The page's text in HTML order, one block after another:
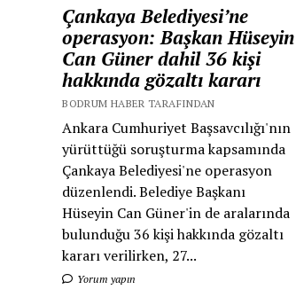
Çankaya Belediyesi’ne
operasyon: Başkan Hüseyin
Can Güner dahil 36 kişi
hakkında gözaltı kararı
BODRUM HABER TARAFINDAN
Ankara Cumhuriyet Başsavcılığı'nın
yürüttüğü soruşturma kapsamında
Çankaya Belediyesi'ne operasyon
düzenlendi. Belediye Başkanı
Hüseyin Can Güner'in de aralarında
bulunduğu 36 kişi hakkında gözaltı
kararı verilirken, 27...
Yorum yapın